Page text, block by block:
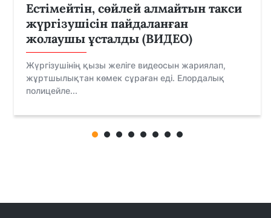
Естімейтін, сөйлей алмайтын такси
жүргізушісін пайдаланған
жолаушы ұсталды (ВИДЕО)
Жүргізушінің қызы желіге видеосын жариялап,
жұртшылықтан көмек сұраған еді. Елордалық
полицейле...